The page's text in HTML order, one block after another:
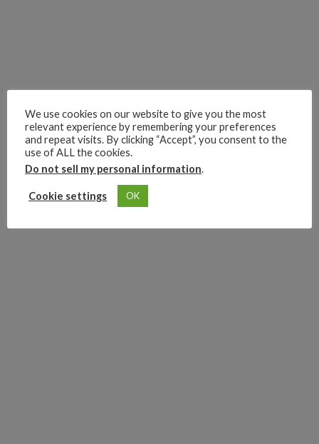
We use cookies on our website to give you the most
relevant experience by remembering your preferences
and repeat visits. By clicking “Accept”, you consent to the
use of ALL the cookies.
Do not sell my personal information.
Cookie settings OK